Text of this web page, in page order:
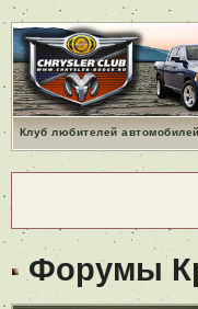
Клуб любителей
Форумы